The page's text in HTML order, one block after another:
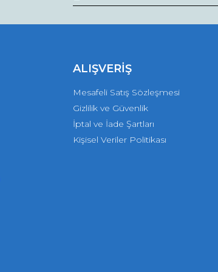
Yorum Yaz
Gönder
ALIŞVERİŞ
Mesafeli Satış Sözleşmesi
Gizlilik ve Güvenlik
İptal ve İade Şartları
Kişisel Veriler Politikası